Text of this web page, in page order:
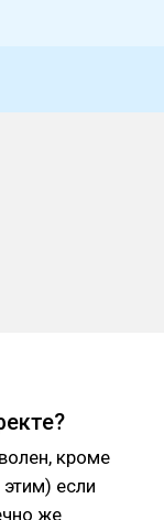
кроме
если
же